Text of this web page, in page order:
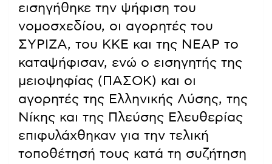
εισηγήθηκε την ψήφιση του
νομοσχεδίου, οι αγορητές του
ΣΥΡΙΖΑ, του ΚΚΕ και της ΝΕΑΡ το
καταψήφισαν, ενώ ο εισηγητής της
μειοψηφίας (ΠΑΣΟΚ) και οι
αγορητές της Ελληνικής Λύσης, της
Νίκης και της Πλεύσης Ελευθερίας
επιφυλάχθηκαν για την τελική
τοποθέτησή τους κατά τη συζήτηση